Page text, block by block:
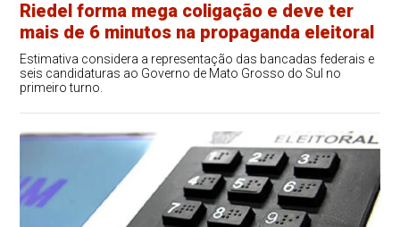
Riedel forma mega coligação e deve ter
mais de 6 minutos na propaganda eleitoral
Estimativa considera a representação das bancadas federais e
seis candidaturas ao Governo de Mato Grosso do Sul no
primeiro turno.